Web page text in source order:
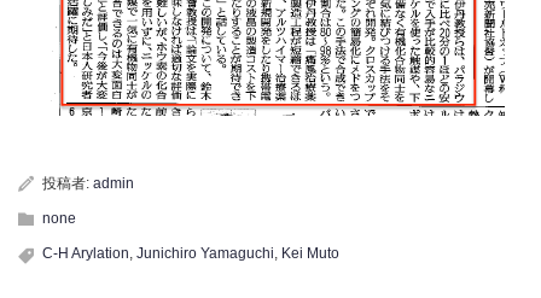
投稿者: admin
none
C-H Arylation, Junichiro Yamaguchi, Kei Muto